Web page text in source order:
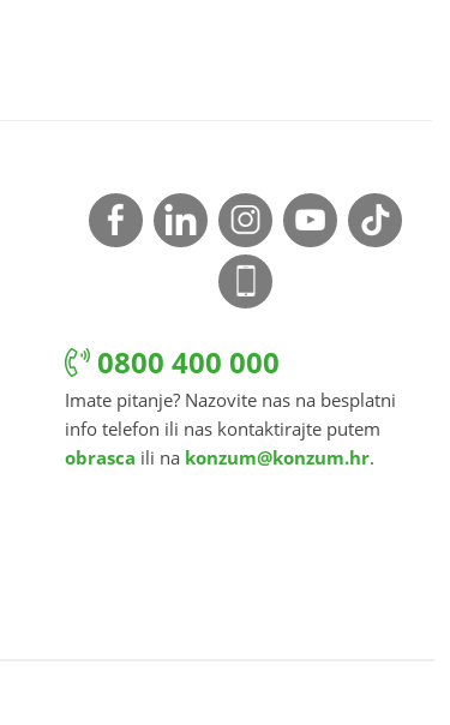
0800 400 000
Imate pitanje? Nazovite nas na besplatni
info telefon ili nas kontaktirajte putem
obrasca ili na konzum@konzum.hr.